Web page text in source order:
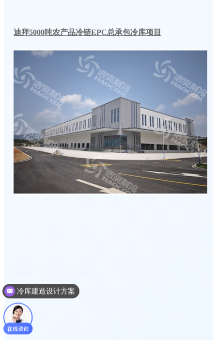
迪拜5000吨农产品冷链EPC总承包冷库项目
冷库建造设计方案